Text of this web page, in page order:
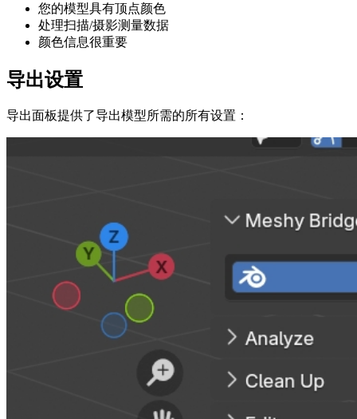
您的模型具有顶点颜色
处理扫描/摄影测量数据
颜色信息很重要
导出设置
导出面板提供了导出模型所需的所有设置：